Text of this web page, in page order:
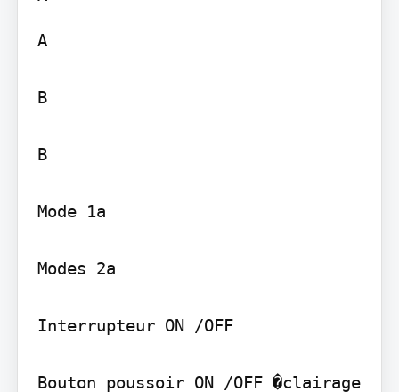
A
B
B
Mode 1a
Modes 2a
Interrupteur ON /OFF
Bouton poussoir ON /OFF �clairage